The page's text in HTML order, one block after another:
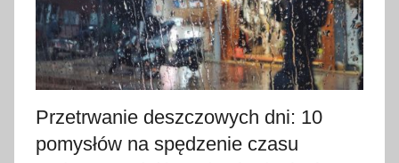
Przetrwanie deszczowych dni: 10
pomysłów na spędzenie czasu